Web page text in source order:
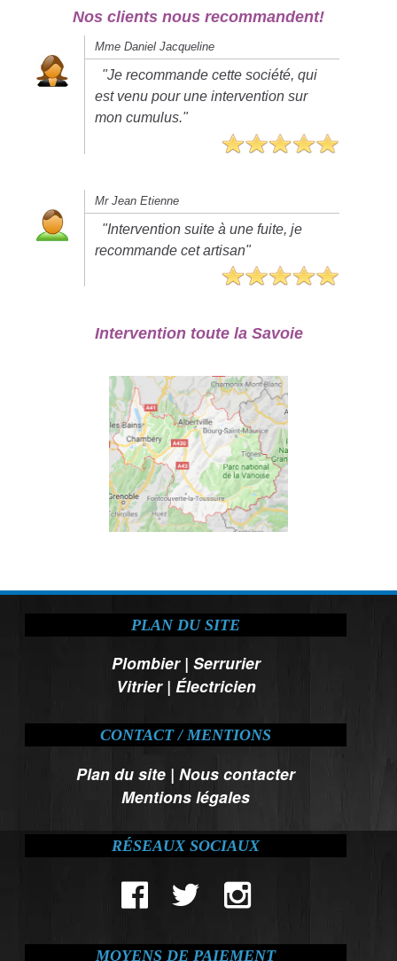
Nos clients nous recommandent!
Mme Daniel Jacqueline
"Je recommande cette société, qui
est venu pour une intervention sur
mon cumulus."
Mr Jean Etienne
"Intervention suite à une fuite, je
recommande cet artisan"
Intervention toute la Savoie
PLAN DU SITE
Plombier| Serrurier
Vitrier| Électricien
CONTACT / MENTIONS
Plan du site |Nous contacter
Mentions légales
RÉSEAUX SOCIAUX
MOYENS DE PAIEMENT